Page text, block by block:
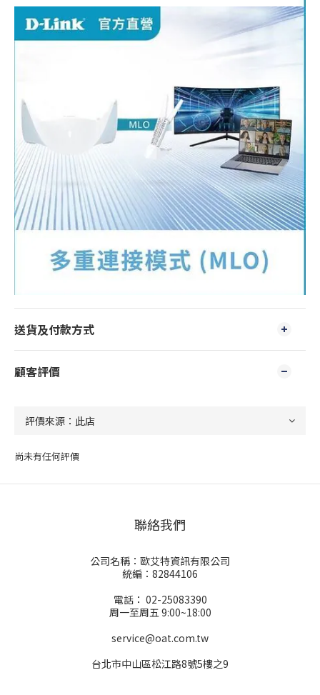
送貨及付款方式
顧客評價
尚未有任何評價
聯絡我們
公司名稱：歐艾特資訊有限公司
統編：82844106
電話： 02-25083390
周一至周五 9:00~18:00
service@oat.com.tw
台北市中山區松江路8號5樓之9